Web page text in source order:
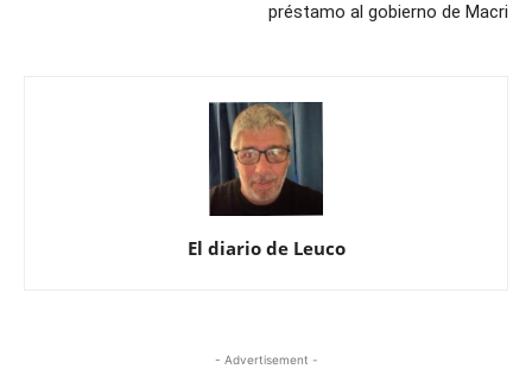
préstamo al gobierno de Macri
El diario de Leuco
- Advertisement -